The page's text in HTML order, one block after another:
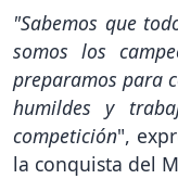
"Sabemos que
somos los
preparamos para
humildes y
competición",
la conquista del